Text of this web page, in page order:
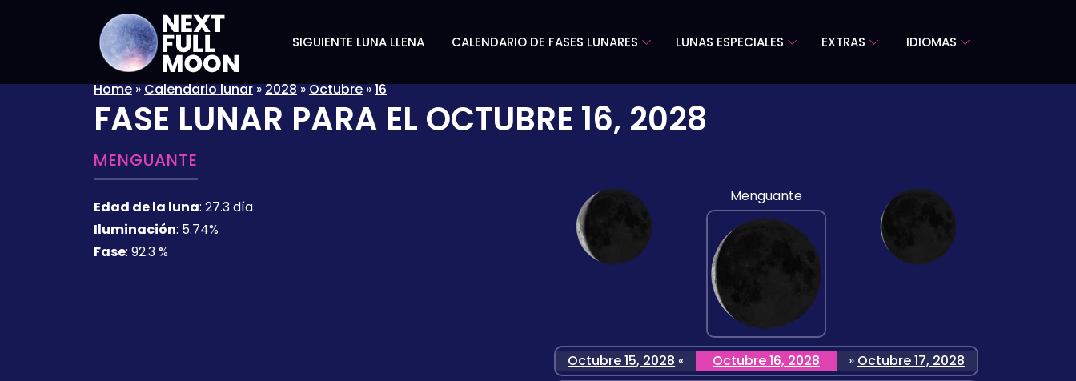
SIGUIENTE LUNA LLENA CALENDARIO DE FASES LUNARES LUNAS ESPECIALES EXTRAS IDIOMAS
Home»Calendario lunar»2028»Octubre»16
FASE LUNAR PARA EL OCTUBRE 16, 2028
MENGUANTE
Edad de la luna: 27.3 día
Iluminación: 5.74%
Fase: 92.3 %
Menguante
Octubre 15, 2028 « Octubre 16, 2028 » Octubre 17, 2028